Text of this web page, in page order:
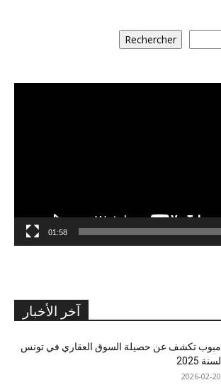
Rechercher
01:58
آخر الأخبار
مبوب تكشف عن حصيلة السوق العقاري في تونس
لسنة 2025
2026-02-20